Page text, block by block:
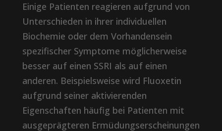
Einige Patienten reagieren aufgrund von
Unterschieden in ihrer individuellen
Biochemie oder dem Vorhandensein
spezifischer Symptome möglicherweise
besser auf einen SSRI als auf einen
anderen. Beispielsweise wird Fluoxetin
aufgrund seiner aktivierenden
Eigenschaften häufig bei Patienten mit
ausgeprägteren Ermüdungserscheinungen